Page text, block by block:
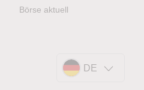
Börse aktuell
DE